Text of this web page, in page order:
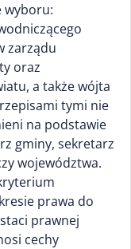
wyboru:
zarządu
oraz
a także wójta
tymi nie
na podstawie
gminy, sekretarz
województwa.
prawa do
prawnej
cechy